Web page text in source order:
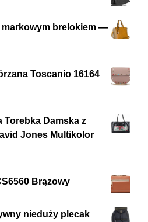
markowym brelokiem —
Toscanio 16164
Torebka Damska z
Jones Multikolor
Brązowy
nieduży plecak